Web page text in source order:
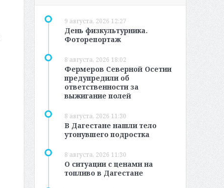
9 августа, 2026 12:27
День физкультурника.
Фоторепортаж
8 августа, 2026 18:02
Фермеров Северной Осетии
предупредили об
ответственности за
выжигание полей
8 августа, 2026 11:30
В Дагестане нашли тело
утонувшего подростка
8 августа, 2026 11:30
О ситуации с ценами на
топливо в Дагестане